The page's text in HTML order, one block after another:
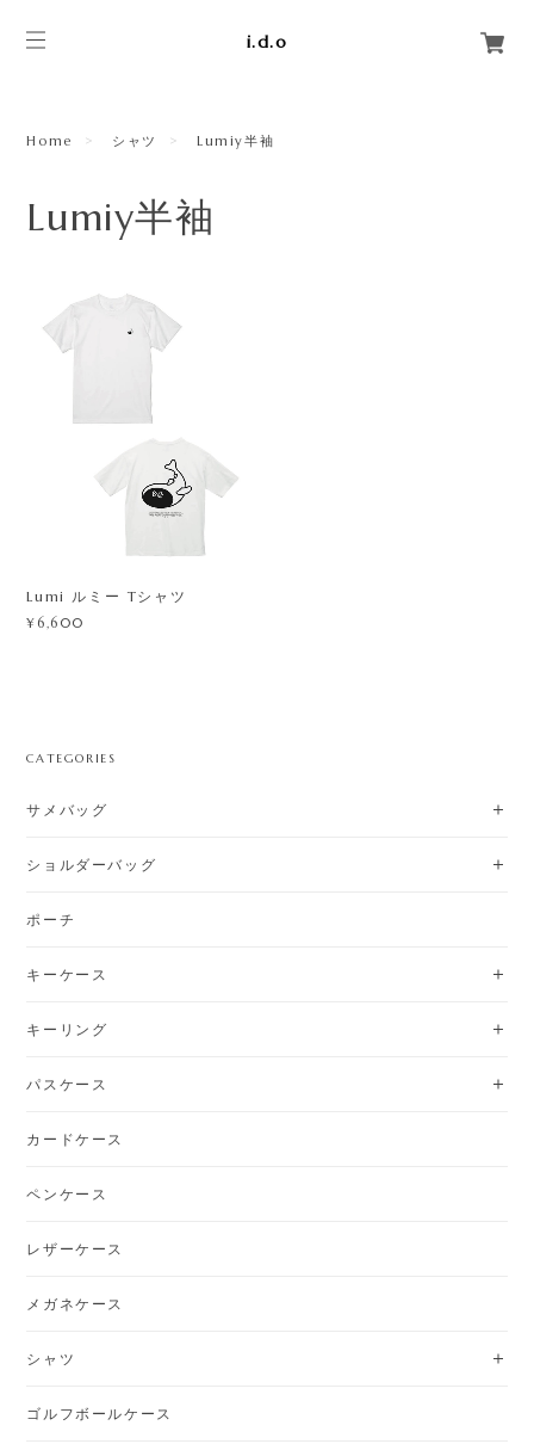
i.d.o
Home シャツ Lumiy半袖
Lumiy半袖
Lumi ルミー Tシャツ
¥6,600
CATEGORIES
サメバッグ
ショルダーバッグ
ポーチ
キーケース
キーリング
パスケース
カードケース
ペンケース
レザーケース
メガネケース
シャツ
ゴルフボールケース